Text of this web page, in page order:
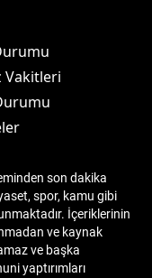
Vakitleri
son dakika
spor, kamu gibi
İçeriklerinin
ve kaynak
ve başka
yaptırımları